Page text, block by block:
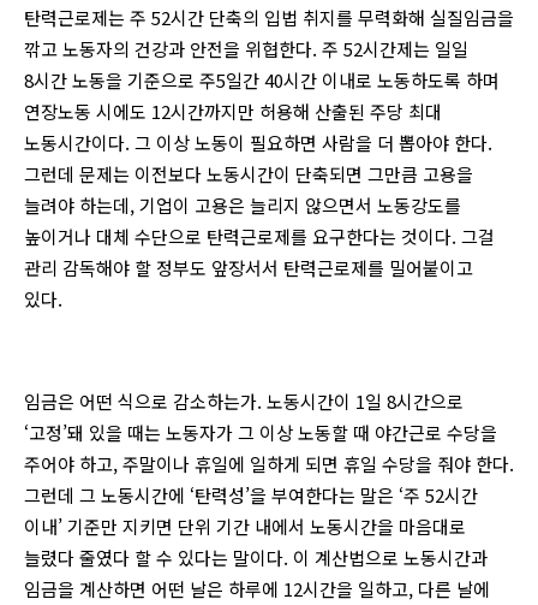
탄력근로제는 주 52시간 단축의 입법 취지를 무력화해 실질임금을
깎고 노동자의 건강과 안전을 위협한다. 주 52시간제는 일일
8시간 노동을 기준으로 주5일간 40시간 이내로 노동하도록 하며
연장노동 시에도 12시간까지만 허용해 산출된 주당 최대
노동시간이다. 그 이상 노동이 필요하면 사람을 더 뽑아야 한다.
그런데 문제는 이전보다 노동시간이 단축되면 그만큼 고용을
늘려야 하는데, 기업이 고용은 늘리지 않으면서 노동강도를
높이거나 대체 수단으로 탄력근로제를 요구한다는 것이다. 그걸
관리 감독해야 할 정부도 앞장서서 탄력근로제를 밀어붙이고
있다.
임금은 어떤 식으로 감소하는가. 노동시간이 1일 8시간으로
‘고정’돼 있을 때는 노동자가 그 이상 노동할 때 야간근로 수당을
주어야 하고, 주말이나 휴일에 일하게 되면 휴일 수당을 줘야 한다.
그런데 그 노동시간에 ‘탄력성’을 부여한다는 말은 ‘주 52시간
이내’ 기준만 지키면 단위 기간 내에서 노동시간을 마음대로
늘렸다 줄였다 할 수 있다는 말이다. 이 계산법으로 노동시간과
임금을 계산하면 어떤 날은 하루에 12시간을 일하고, 다른 날에